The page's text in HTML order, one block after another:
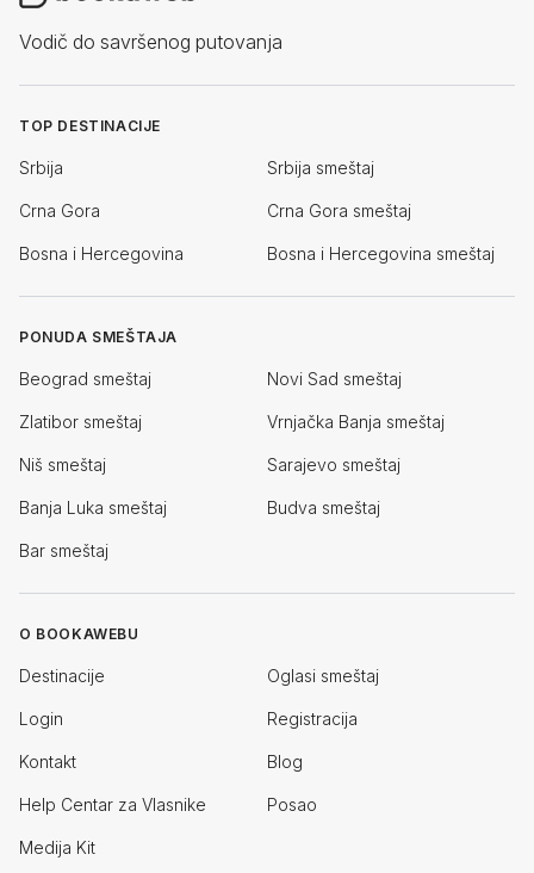
Vodič do savršenog putovanja
TOP DESTINACIJE
Srbija Srbija smeštaj
Crna Gora Crna Gora smeštaj
Bosna i Hercegovina Bosna i Hercegovina smeštaj
PONUDA SMEŠTAJA
Beograd smeštaj Novi Sad smeštaj
Zlatibor smeštaj Vrnjačka Banja smeštaj
Niš smeštaj Sarajevo smeštaj
Banja Luka smeštaj Budva smeštaj
Bar smeštaj
O BOOKAWEBU
Destinacije Oglasi smeštaj
Login Registracija
Kontakt Blog
Help Centar za Vlasnike Posao
Medija Kit